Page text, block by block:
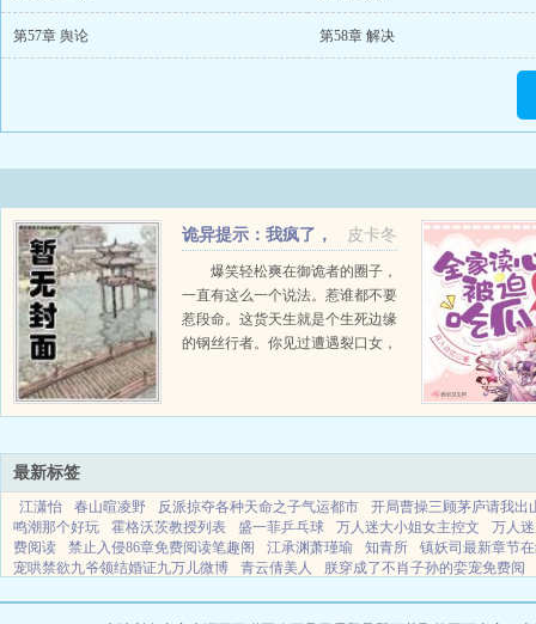
第57章 舆论 第58章 解决
皮卡冬
诡异提示：我疯了，
诡异更疯了
爆笑轻松爽在御诡者的圈子，
一直有这么一个说法。惹谁都不要
惹段命。这货天生就是个生死边缘
的钢丝行者。你见过遭遇裂口女，
最新标签
江潇怡 春山暄凌野 反派掠夺各种天命之子气运都市
开局曹操三顾茅庐请我出
鸣潮那个好玩
霍格沃茨教授列表 盛一菲乒乓球 万人迷大小姐女主控文
万人
费阅读
禁止入侵86章免费阅读笔趣阁 江承渊萧瑾瑜 知青所
镇妖司最新章节
宠哄禁欲九爷领结婚证九万儿微博
青云倩美人
朕穿成了不肖子孙的娈宠免费阅
在亲子综艺爆火
都市医圣秦阳短剧在线观看 女主冯依依 病态控妻2018网络